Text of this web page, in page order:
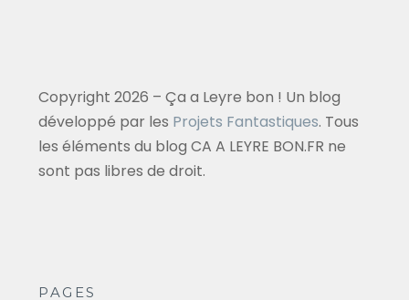
Copyright 2026 – Ça a Leyre bon ! Un blog
développé par les Projets Fantastiques. Tous
les éléments du blog CA A LEYRE BON.FR ne
sont pas libres de droit.
PAGES